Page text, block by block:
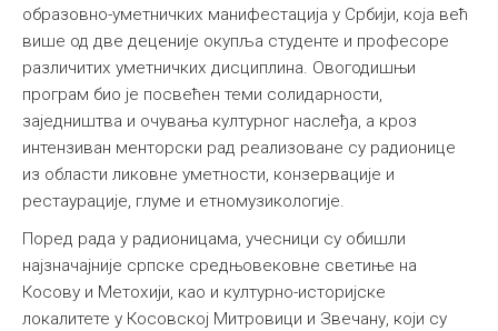
образовно-уметничких манифестација у Србији, која већ
више од две деценије окупља студенте и професоре
различитих уметничких дисциплина. Овогодишњи
програм био је посвећен теми солидарности,
заједништва и очувања културног наслеђа, а кроз
интензиван менторски рад реализоване су радионице
из области ликовне уметности, конзервације и
рестаурације, глуме и етномузикологије.
Поред рада у радионицама, учесници су обишли
најзначајније српске средњовековне светиње на
Косову и Метохији, као и културно-историјске
локалитете у Косовској Митровици и Звечану, који су